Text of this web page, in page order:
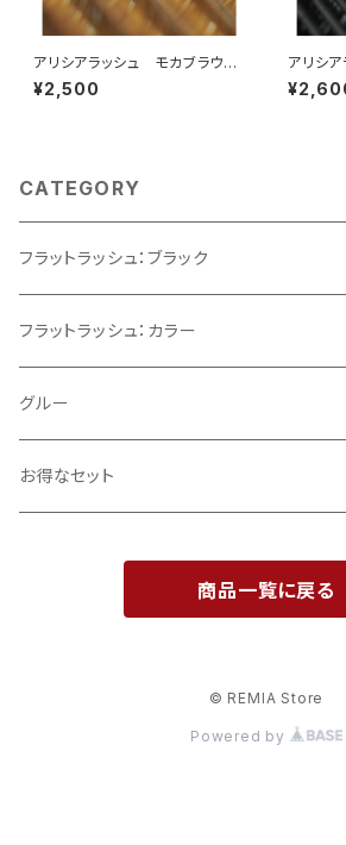
アリシアラッシュ モカブラウン
DカールMIX
¥2,500
アリシ
2mm
CATEGORY
フラットラッシュ：ブラック
Cカール
CCカール
Jカール
フラットラッシュ：カラー
ブラウン
モカブラウン
グルー
お得なセット
開業支援セット
商品一覧に戻る
© REMIA Store
Powered by